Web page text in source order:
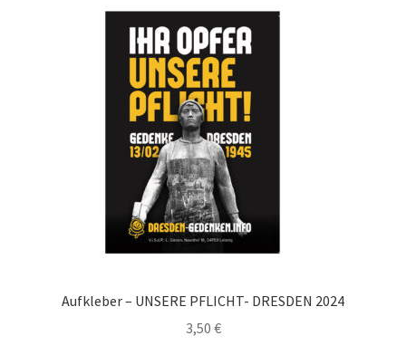
Aufkleber – UNSERE PFLICHT- DRESDEN 2024
3,50 €